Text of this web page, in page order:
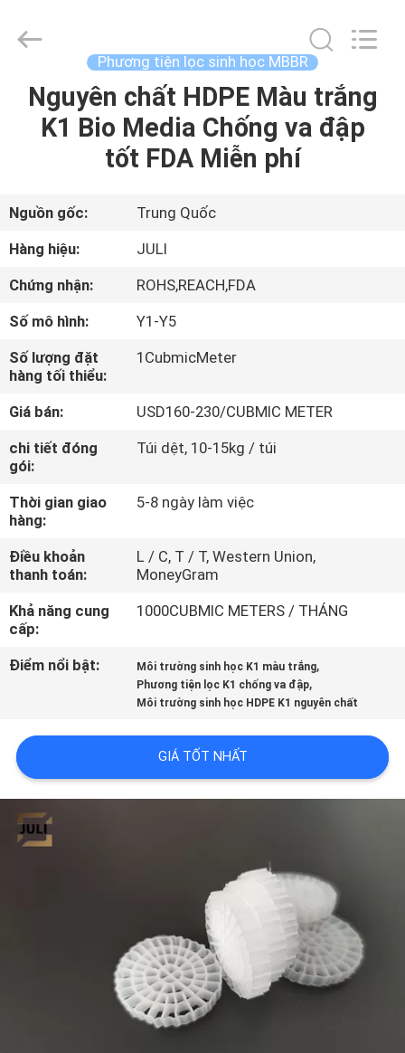
NHÀ
VỀ
CHÚNG
CHUYẾN
THAM
QUAN
NHÀ
KIỂM
SOÁT
CHẤT
LƯỢNG
VỚI
CHÚNG
TÔI
Tongxiang
LuoX
Reserved.
Phương tiện lọc sinh học MBBR
Nguyên chất HDPE Màu trắng
K1 Bio Media Chống va đập
tốt FDA Miễn phí
Nguồn gốc:
Trung Quốc
Hàng hiệu:
JULI
Chứng nhận:
ROHS,REACH,FDA
Số mô hình:
Y1-Y5
Số lượng đặt
hàng tối thiểu:
1CubmicMeter
Giá bán:
USD160-230/CUBMIC METER
chi tiết đóng
gói:
Túi dệt, 10-15kg / túi
Thời gian giao
hàng:
5-8 ngày làm việc
Điều khoản
thanh toán:
L / C, T / T, Western Union,
MoneyGram
Khả năng cung
cấp:
1000CUBMIC METERS / THÁNG
Điểm nổi bật: Môi trường sinh học K1 màu trắng,
Phương tiện lọc K1 chống va đập,
Môi trường sinh học HDPE K1 nguyên chất
GIÁ TỐT NHẤT